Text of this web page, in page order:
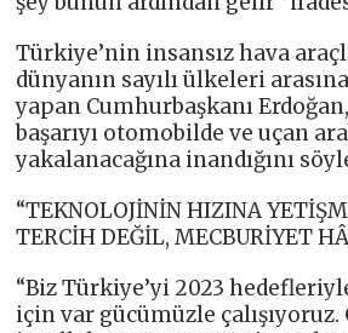
Türkiye’nin insansız hava
dünyanın sayılı ülkeleri
yapan Cumhurbaşkanı
başarıyı otomobilde ve uçan
yakalanacağına inandığını
“TEKNOLOJİNİN HIZINA
TERCİH DEĞİL, MECBURİYET
“Biz Türkiye’yi 2023
için var gücümüzle